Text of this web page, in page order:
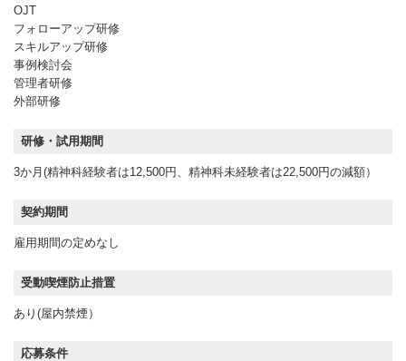
OJT
フォローアップ研修
スキルアップ研修
事例検討会
管理者研修
外部研修
研修・試用期間
3か月(精神科経験者は12,500円、精神科未経験者は22,500円の減額）
契約期間
雇用期間の定めなし
受動喫煙防止措置
あり(屋内禁煙）
応募条件